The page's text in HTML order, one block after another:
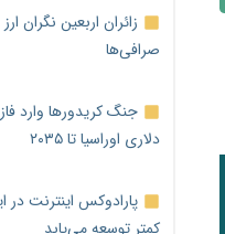
زائران اربعین نگران
صرافی‌ها
دلاری اوراسیا تا ۲۰۳۵
پارادوکس اینترنت در
کمتر توسعه می‌یابد